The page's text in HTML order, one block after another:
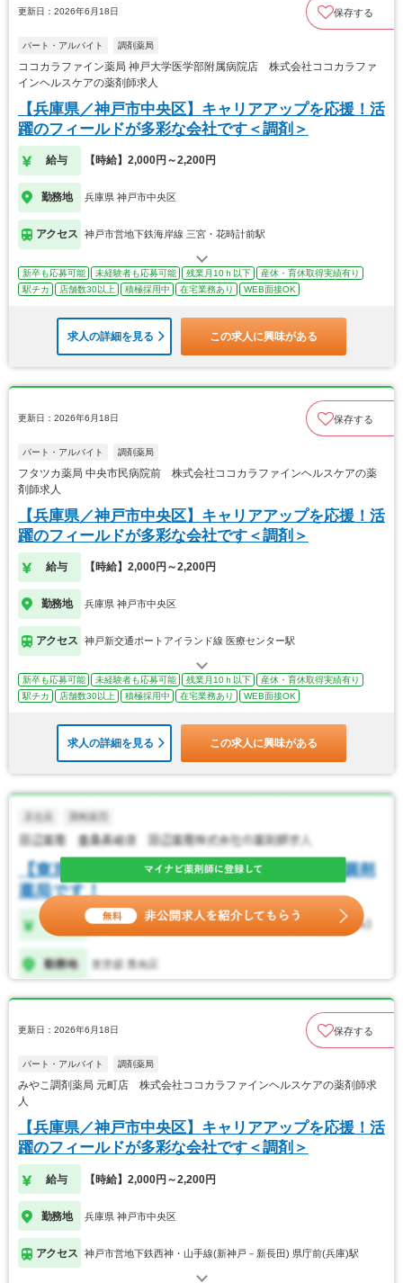
更新日：2026年6月18日 保存する
パート・アルバイト 調剤薬局
ココカラファイン薬局 神戸大学医学部附属病院店 株式会社ココカラファ
インヘルスケアの薬剤師求人
【兵庫県／神戸市中央区】キャリアアップを応援！活
躍のフィールドが多彩な会社です＜調剤＞
給与 【時給】2,000円～2,200円
勤務地 兵庫県 神戸市中央区
アクセス 神戸市営地下鉄海岸線 三宮・花時計前駅
新卒も応募可能 未経験者も応募可能 残業月10ｈ以下
産休・育休取得実績有り
駅チカ
店舗数30以上 積極採用中 在宅業務あり WEB面接OK
求人の詳細を見る この求人に興味がある
更新日：2026年6月18日 保存する
パート・アルバイト 調剤薬局
フタツカ薬局 中央市民病院前 株式会社ココカラファインヘルスケアの薬
剤師求人
【兵庫県／神戸市中央区】キャリアアップを応援！活
躍のフィールドが多彩な会社です＜調剤＞
給与 【時給】2,000円～2,200円
勤務地 兵庫県 神戸市中央区
アクセス 神戸新交通ポートアイランド線 医療センター駅
新卒も応募可能 未経験者も応募可能 残業月10ｈ以下
産休・育休取得実績有り
駅チカ
店舗数30以上 積極採用中 在宅業務あり WEB面接OK
求人の詳細を見る この求人に興味がある
更新日：2026年6月18日 保存する
パート・アルバイト 調剤薬局
みやこ調剤薬局 元町店 株式会社ココカラファインヘルスケアの薬剤師求
人
【兵庫県／神戸市中央区】キャリアアップを応援！活
躍のフィールドが多彩な会社です＜調剤＞
給与 【時給】2,000円～2,200円
勤務地 兵庫県 神戸市中央区
アクセス 神戸市営地下鉄西神・山手線(新神戸－新長田) 県庁前(兵庫)駅